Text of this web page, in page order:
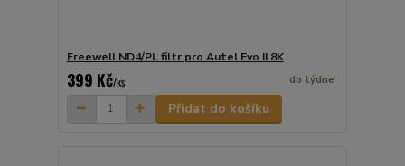
Freewell ND4/PL filtr pro Autel Evo II 8K
399 Kč/ks do týdne
Přidat do košíku